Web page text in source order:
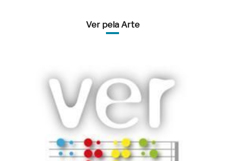
Ver pela Arte